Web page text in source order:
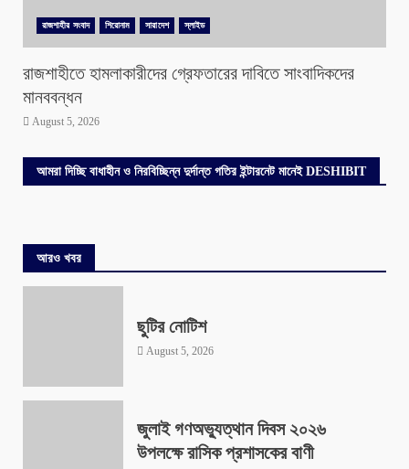
রাজশাহীর সংবাদ শিরোনাম সারাদেশ স্লাইড
রাজশাহীতে হামলাকারীদের গ্রেফতারের দাবিতে সাংবাদিকদের
মানববন্ধন
August 5, 2026
আমরা দিচ্ছি বাধাহীন ও নিরবিচ্ছিন্ন দুর্দান্ত গতির ইন্টারনেট মানেই DESHIBIT
আরও খবর
ছুটির নোটিশ
August 5, 2026
জুলাই গণঅভ্যুত্থান দিবস ২০২৬
উপলক্ষে রাসিক প্রশাসকের বাণী